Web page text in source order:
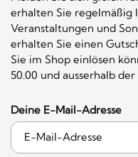
erhalten Sie regelmäßig
Veranstaltungen und
erhalten Sie einen
Sie im Shop einlösen
50.00 und ausserhalb
Deine E-Mail-Adresse